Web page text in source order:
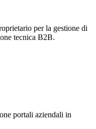
per la gestione di
tecnica B2B.
portali aziendali in